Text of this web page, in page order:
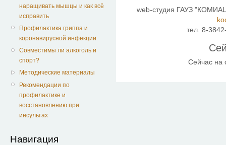
наращивать мышцы и как всё
исправить
Профилактика гриппа и
коронавирусной инфекции
Совместимы ли алкоголь и
спорт?
Методические материалы
Рекомендации по
профилактике и
восстановлению при
инсультах
Навигация
web-студия ГАУЗ
тел. 8-
Сейчас на